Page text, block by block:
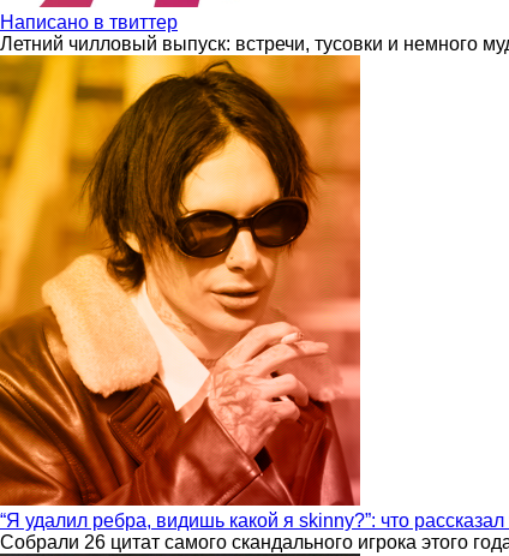
Написано в твиттер
Летний чилловый выпуск: встречи, тусовки и немного
“Я удалил ребра, видишь какой я skinny?”: что рассказал
Собрали 26 цитат самого скандального игрока этого